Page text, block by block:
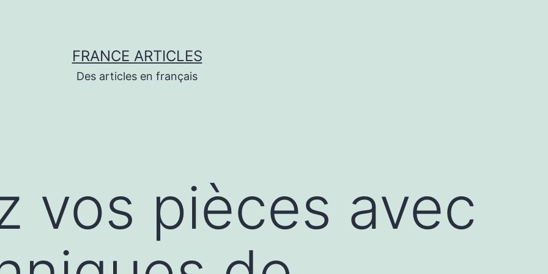
FRANCE ARTICLES
Des articles en français
vos pièces avec